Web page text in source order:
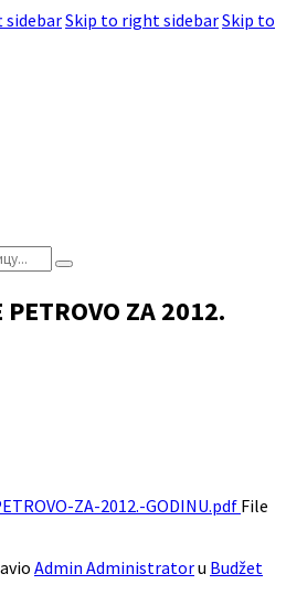
sidebarSkip to right sidebarSkip to
ZA 2012.
ZA-2012.-GODINU.pdfFile
Admin Administratoru Budžet